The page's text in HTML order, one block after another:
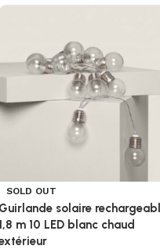
SOLD OUT
Guirlande solaire
m 10 LED blanc chaud